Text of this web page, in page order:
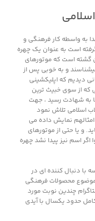
به واسطه کار فرهنگی و
است به عنوان یک چهره
گشته است که موتورهای
و به خوبی پس از
دیدیم که اپلیکشینی
که از سوی خبیث ترین
به شهادت رسید ، جهت
اسلامی تلاش نمود
نمایش داده می
و یا حتی از موتورهای
اسم نیز پیدا نشد چهره
با دنبال کننده ای در
موضوع محصولات فرهنگی
چندین نوبت مورد
حدود یکسال با آیدی